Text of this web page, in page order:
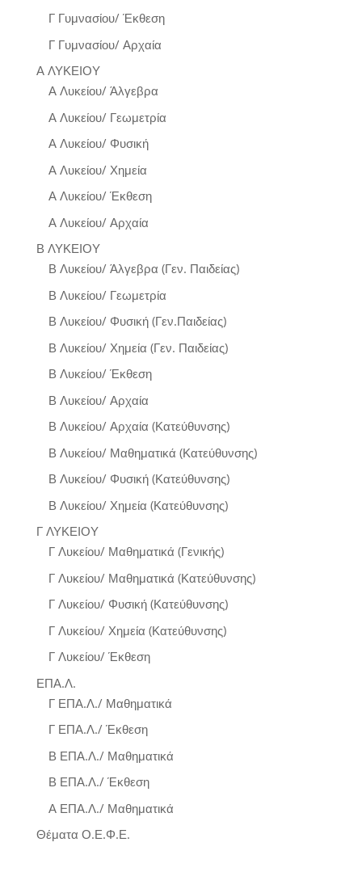
Γ Γυμνασίου/ Έκθεση
Γ Γυμνασίου/ Αρχαία
Α ΛΥΚΕΙΟΥ
Α Λυκείου/ Άλγεβρα
Α Λυκείου/ Γεωμετρία
Α Λυκείου/ Φυσική
Α Λυκείου/ Χημεία
Α Λυκείου/ Έκθεση
Α Λυκείου/ Αρχαία
Β ΛΥΚΕΙΟΥ
Β Λυκείου/ Άλγεβρα (Γεν. Παιδείας)
Β Λυκείου/ Γεωμετρία
Β Λυκείου/ Φυσική (Γεν.Παιδείας)
Β Λυκείου/ Χημεία (Γεν. Παιδείας)
Β Λυκείου/ Έκθεση
Β Λυκείου/ Αρχαία
Β Λυκείου/ Αρχαία (Κατεύθυνσης)
Β Λυκείου/ Μαθηματικά (Κατεύθυνσης)
Β Λυκείου/ Φυσική (Κατεύθυνσης)
Β Λυκείου/ Χημεία (Κατεύθυνσης)
Γ ΛΥΚΕΙΟΥ
Γ Λυκείου/ Μαθηματικά (Γενικής)
Γ Λυκείου/ Μαθηματικά (Κατεύθυνσης)
Γ Λυκείου/ Φυσική (Κατεύθυνσης)
Γ Λυκείου/ Χημεία (Κατεύθυνσης)
Γ Λυκείου/ Έκθεση
ΕΠΑ.Λ.
Γ ΕΠΑ.Λ./ Μαθηματικά
Γ ΕΠΑ.Λ./ Έκθεση
Β ΕΠΑ.Λ./ Μαθηματικά
Β ΕΠΑ.Λ./ Έκθεση
Α ΕΠΑ.Λ./ Μαθηματικά
Θέματα Ο.Ε.Φ.Ε.